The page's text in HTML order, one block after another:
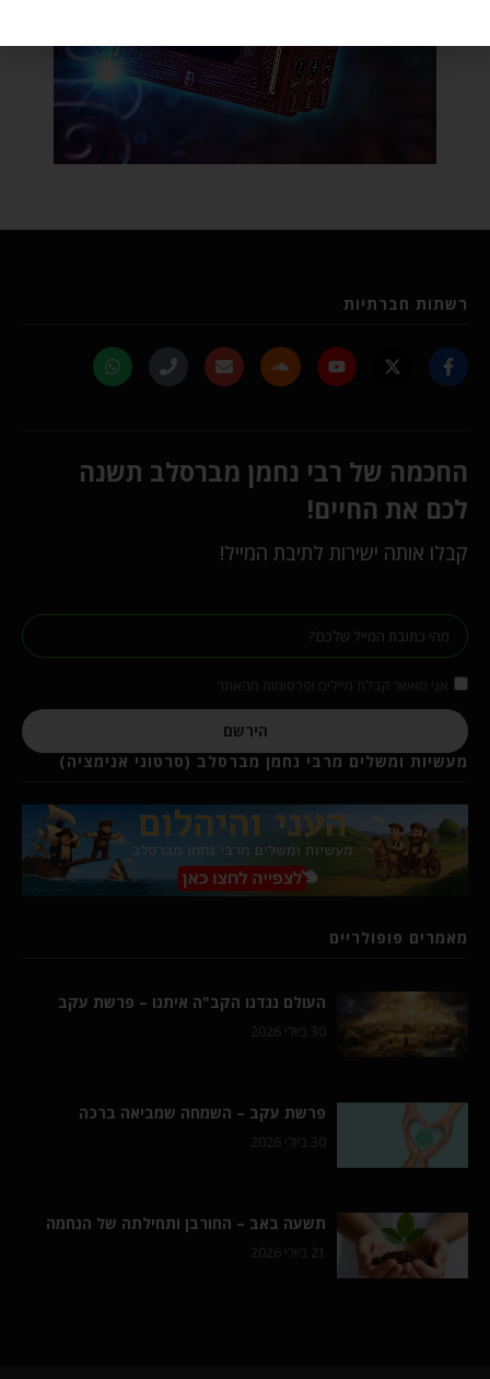
רשתות חברתיות
החכמה של רבי נחמן מברסלב תשנה
לכם את החיים!
קבלו אותה ישירות לתיבת המייל!
הירשם
מעשיות ומשלים מרבי נחמן מברסלב (סרטוני אנימציה)
מאמרים פופולריים
העולם נגדנו הקב"ה איתנו – פרשת עקב
30 ביולי 2026
פרשת עקב – השמחה שמביאה ברכה
30 ביולי 2026
תשעה באב – החורבן ותחילתה של הנחמה
21 ביולי 2026